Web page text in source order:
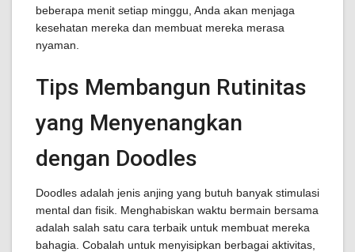
beberapa menit setiap minggu, Anda akan menjaga
kesehatan mereka dan membuat mereka merasa
nyaman.
Tips Membangun Rutinitas
yang Menyenangkan
dengan Doodles
Doodles adalah jenis anjing yang butuh banyak stimulasi
mental dan fisik. Menghabiskan waktu bermain bersama
adalah salah satu cara terbaik untuk membuat mereka
bahagia. Cobalah untuk menyisipkan berbagai aktivitas,